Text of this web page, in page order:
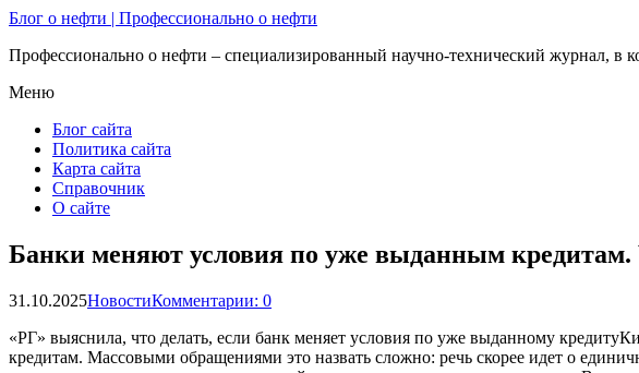
Блог о нефти | Профессионально о нефти
Профессионально о нефти – специализированный научно-технический журнал, в
Меню
Блог сайта
Политика сайта
Карта сайта
Справочник
О сайте
Банки меняют условия по уже выданным кредитам.
31.10.2025НовостиКомментарии: 0
«РГ» выяснила, что делать, если банк меняет условия по уже выданному
кредитам. Массовыми обращениями это назвать сложно: речь скорее идет о